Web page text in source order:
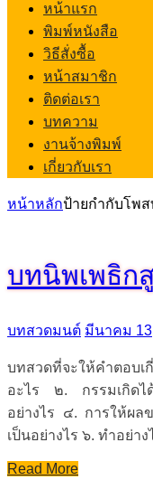
หน้าแรก
พิมพ์หนังสือ
วิธีสั่งซื้อ
หน้าสมาชิก
ติดต่อเรา
บทความ
งานจ้างพิมพ์
เกี่ยวกับเรา
หน้าหลักป้ายกำกับโพส
บทนิพเพธิก
บทสวดมนต์ มีนาคม
บทสวดที่จะให้คำตอบ
อะไร ๒. กรรมเกิดไ
อย่างไร ๔. การให้ผล
เป็นอย่างไร ๖. ทำอย่า
Read More